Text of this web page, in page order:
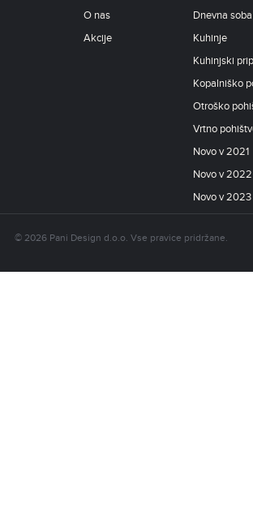
O nas
Akcije
Dnevna soba
Kuhinje
Kuhinjski
Kopalniško
Otroško
Vrtno
Novo v 2021
Novo v 2022
Novo v 2023
© 2026 Pani Design d.o.o. Vse pravice pridržane.